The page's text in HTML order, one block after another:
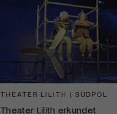
THEATER LILITH | SÜDPOL
Theater Lilith erkundet